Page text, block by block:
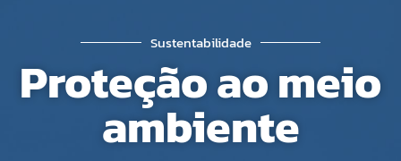
Sustentabilidade
Proteção ao meio
ambiente